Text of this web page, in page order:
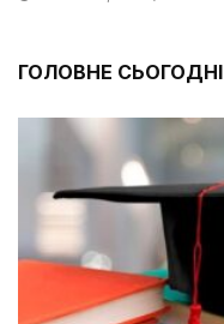
ГОЛОВНЕ СЬОГОДНІ